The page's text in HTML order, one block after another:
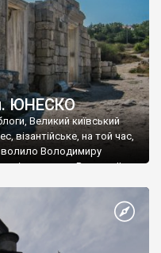
ЮНЕСКО
Великий київський
візантійське, на той час,
Володимиру
імператору Василю ІІ, та
Василем-християнином.
Херсонесу Таврійського